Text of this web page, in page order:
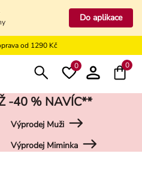
Do aplikace
na kamennou prodejnu
pobočky od 499 Kč
od 1290 Kč
kamennou prodejnu0 0
-40 % NAVÍC**
Výprodej Muži
Výprodej Miminka